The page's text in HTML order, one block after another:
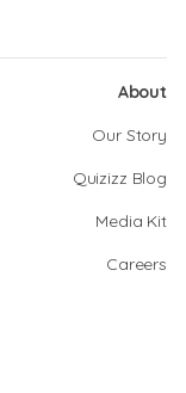
About
Our Story
Quizizz Blog
Media Kit
Careers